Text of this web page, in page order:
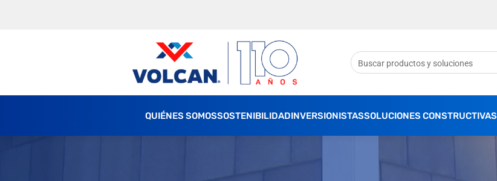
QUIÉNES SOMOSSOSTENIBILIDADINVERSIONISTASSOLUCIONES CONSTRUCTIVAS